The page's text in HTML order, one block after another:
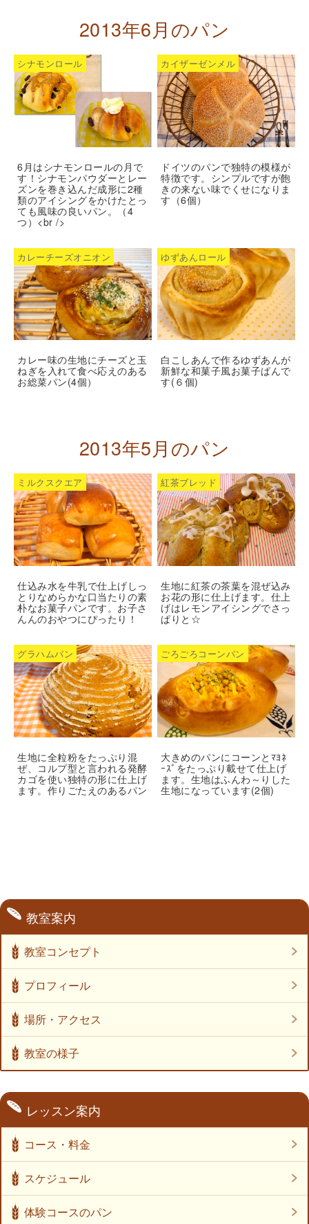
2013年6月のパン
シナモンロール
6月はシナモンロールの月で
す！シナモンパウダーとレー
ズンを巻き込んだ成形に2種
類のアイシングをかけたとっ
ても風味の良いパン。（4
つ）<br />
カイザーゼンメル
ドイツのパンで独特の模様が
特徴です。シンプルですが飽
きの来ない味でくせになりま
す（6個）
カレーチーズオニオン
カレー味の生地にチーズと玉
ねぎを入れて食べ応えのある
お総菜パン(4個）
ゆずあんロール
白こしあんで作るゆずあんが
新鮮な和菓子風お菓子ぱんで
す(６個)
2013年5月のパン
ミルクスクエア
仕込み水を牛乳で仕上げしっ
とりなめらかな口当たりの素
朴なお菓子パンです。お子さ
んんのおやつにぴったり！
紅茶ブレッド
生地に紅茶の茶葉を混ぜ込み
お花の形に仕上げます。仕上
げはレモンアイシングでさっ
ぱりと☆
グラハムパン
生地に全粒粉をたっぷり混
ぜ、コルプ型と言われる発酵
カゴを使い独特の形に仕上げ
ます。作りごたえのあるパン
ごろごろコーンパン
大きめのパンにコーンとﾏﾖﾈ
ｰｽﾞをたっぷり載せて仕上げ
ます。生地はふんわ～りした
生地になっています(2個)
教室案内
教室コンセプト
プロフィール
場所・アクセス
教室の様子
レッスン案内
コース・料金
スケジュール
体験コースのパン